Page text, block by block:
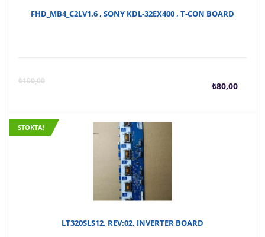
FHD_MB4_C2LV1.6 , SONY KDL-32EX400 , T-CON BOARD
₺100,00 ₺80,00
Şu
STOKTA!
LT320SLS12, REV:02, INVERTER BOARD